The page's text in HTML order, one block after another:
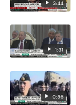
3:44
1:31
0:56